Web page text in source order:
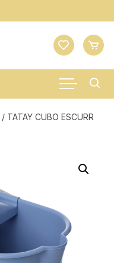
/ TATAY CUBO ESCURR